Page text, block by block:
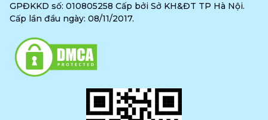
GPĐKKD số: 010805258 Cấp bởi Sở KH&ĐT TP Hà Nội.
Cấp lần đầu ngày: 08/11/2017.